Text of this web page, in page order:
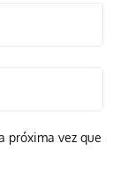
próxima vez que